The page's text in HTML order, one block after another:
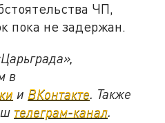
ЧП,
пока не задержан.
в
и ВКонтакте. Также
телеграм-канал.